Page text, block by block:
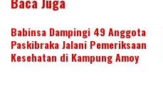
Babinsa Dampingi 49 Anggota
Paskibraka Jalani Pemeriksaan
Kesehatan di Kampung Amoy